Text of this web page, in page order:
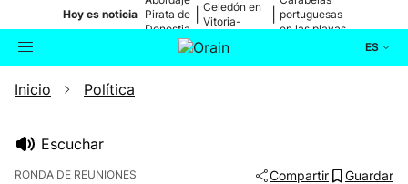
Hoy es noticia Pirata de
Donostia
Celedón en
Vitoria-
portuguesas
en las playas
ES
Buscador
Inicio Política
Escuchar
RONDA DE REUNIONES Compartir Guardar